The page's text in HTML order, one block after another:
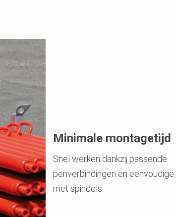
Minimale montagetijd
Snel werken dankzij passende
penverbindingen en eenvoudige
met spindels.